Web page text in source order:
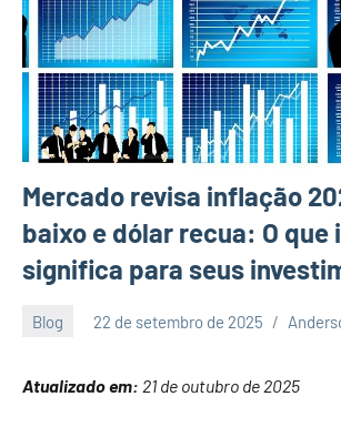
Mercado revisa inflação
baixo e dólar recua: O que
significa para seus
Blog 22 de setembro de 2025
Atualizado em: 21 de outubro de 2025